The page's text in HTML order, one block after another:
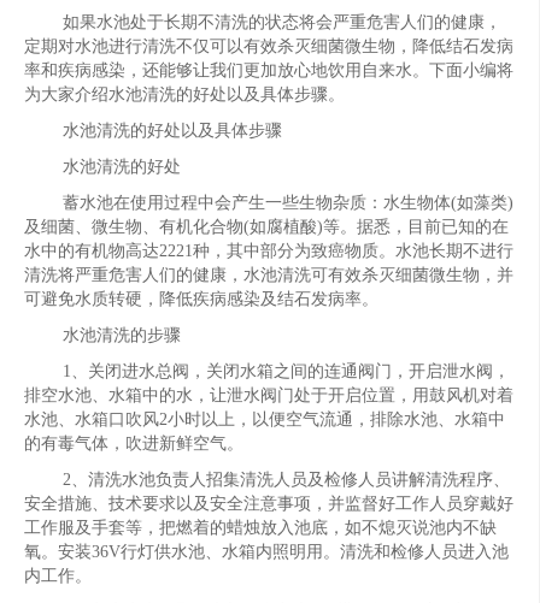
如果水池处于长期不清洗的状态将会严重危害人们的健康，
定期对水池进行清洗不仅可以有效杀灭细菌微生物，降低结石发病
率和疾病感染，还能够让我们更加放心地饮用自来水。下面小编将
为大家介绍水池清洗的好处以及具体步骤。
水池清洗的好处以及具体步骤
水池清洗的好处
蓄水池在使用过程中会产生一些生物杂质：水生物体(如藻类)
及细菌、微生物、有机化合物(如腐植酸)等。据悉，目前已知的在
水中的有机物高达2221种，其中部分为致癌物质。水池长期不进行
清洗将严重危害人们的健康，水池清洗可有效杀灭细菌微生物，并
可避免水质转硬，降低疾病感染及结石发病率。
水池清洗的步骤
1、关闭进水总阀，关闭水箱之间的连通阀门，开启泄水阀，
排空水池、水箱中的水，让泄水阀门处于开启位置，用鼓风机对着
水池、水箱口吹风2小时以上，以便空气流通，排除水池、水箱中
的有毒气体，吹进新鲜空气。
2、清洗水池负责人招集清洗人员及检修人员讲解清洗程序、
安全措施、技术要求以及安全注意事项，并监督好工作人员穿戴好
工作服及手套等，把燃着的蜡烛放入池底，如不熄灭说池内不缺
氧。安装36V行灯供水池、水箱内照明用。清洗和检修人员进入池
内工作。